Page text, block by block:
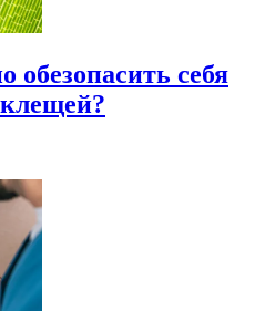
обезопасить себя